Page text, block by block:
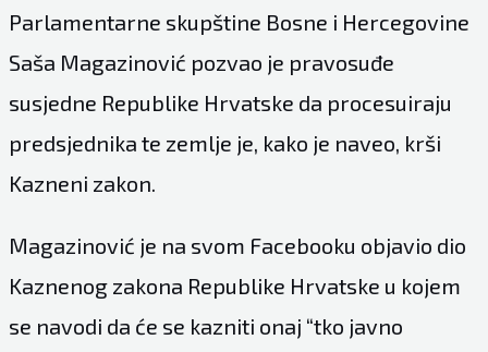
Parlamentarne skupštine Bosne i Hercegovine
Saša Magazinović pozvao je pravosuđe
susjedne Republike Hrvatske da procesuiraju
predsjednika te zemlje je, kako je naveo, krši
Kazneni zakon.
Magazinović je na svom Facebooku objavio dio
Kaznenog zakona Republike Hrvatske u kojem
se navodi da će se kazniti onaj “tko javno